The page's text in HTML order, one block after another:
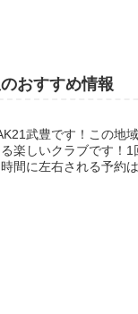
おすすめ情報
武豊です！この地
楽しいクラブです！
間に左右される予約